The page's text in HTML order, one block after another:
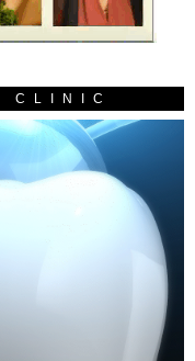
CLINIC